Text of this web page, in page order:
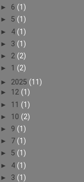
► 6 (1)
► 5 (1)
► 4 (1)
► 3 (1)
► 2 (2)
► 1 (2)
► 2025 (11)
► 12 (1)
► 11 (1)
► 10 (2)
► 9 (1)
► 7 (1)
► 5 (1)
► 4 (1)
► 3 (1)